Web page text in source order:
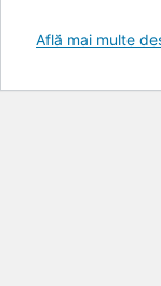
Află mai multe